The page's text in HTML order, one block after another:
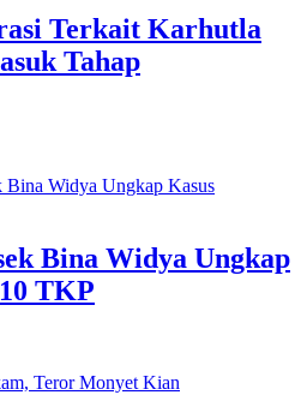
Terkait Karhutla
Tahap
Bina Widya Ungkap
TKP